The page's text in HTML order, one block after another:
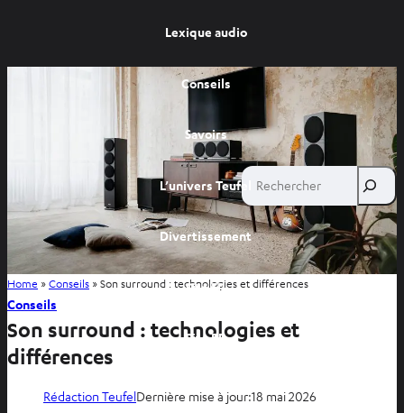
Lexique audio
Conseils
Savoirs
L’univers Teufel
Divertissement
Site FR
Site BE
Rechercher
Home »Conseils »Son surround : technologies et différences
Conseils
Son surround : technologies et
différences
Rédaction TeufelDernière mise à jour:18 mai 2026